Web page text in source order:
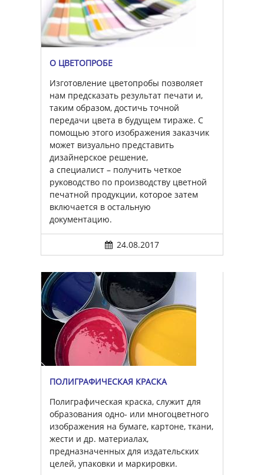
О ЦВЕТОПРОБЕ
Изготовление цветопробы позволяет
нам предсказать результат печати и,
таким образом, достичь точной
передачи цвета в будущем тираже. С
помощью этого изображения заказчик
может визуально представить
дизайнерское решение,
а специалист – получить четкое
руководство по производству цветной
печатной продукции, которое затем
включается в остальную
документацию.
24.08.2017
ПОЛИГРАФИЧЕСКАЯ КРАСКА
Полиграфическая краска, служит для
образования одно- или многоцветного
изображения на бумаге, картоне, ткани,
жести и др. материалах,
предназначенных для издательских
целей, упаковки и маркировки.